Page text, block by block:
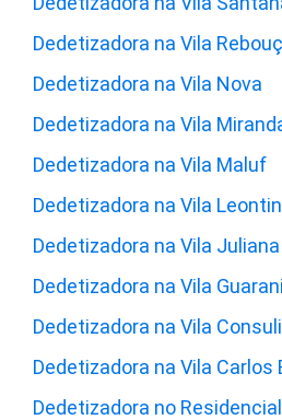
Dedetizadora na Vila
Dedetizadora na Vila Nova
Dedetizadora na Vila
Dedetizadora na Vila Maluf
Dedetizadora na Vila
Dedetizadora na Vila Juliana
Dedetizadora na Vila Guarani
Dedetizadora na Vila
Dedetizadora na Vila Carlos
Dedetizadora no